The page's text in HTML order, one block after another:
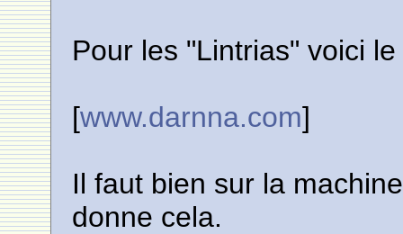
Pour les "Lintrias" voici
[www.darnna.com]
Il faut bien sur la
donne cela.